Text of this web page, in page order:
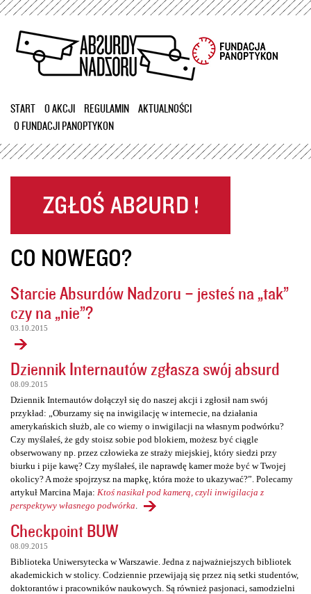
Przejdź
treści
START O AKCJI REGULAMIN
AKTUALNOŚCI
O FUNDACJI PANOPTYKON
CO NOWEGO?
Starcie Absurdów Nadzoru – jesteś na „tak”
czy na „nie”?
03.10.2015
Dziennik Internautów zgłasza swój absurd
08.09.2015
Dziennik Internautów dołączył się do naszej akcji i zgłosił nam swój
przykład: „Oburzamy się na inwigilację w internecie, na działania
amerykańskich służb, ale co wiemy o inwigilacji na własnym podwórku?
Czy myślałeś, że gdy stoisz sobie pod blokiem, możesz być ciągle
obserwowany np. przez człowieka ze straży miejskiej, który siedzi przy
biurku i pije kawę? Czy myślałeś, ile naprawdę kamer może być w Twojej
okolicy? A może spojrzysz na mapkę, która może to ukazywać?”. Polecamy
artykuł Marcina Maja: Ktoś nasikał pod kamerą, czyli inwigilacja z
perspektywy własnego podwórka
Checkpoint BUW
08.09.2015
Biblioteka Uniwersytecka w Warszawie. Jedna z najważniejszych bibliotek
akademickich w stolicy. Codziennie przewijają się przez nią setki studentów,
doktorantów i pracowników naukowych. Są również pasjonaci, samodzielni